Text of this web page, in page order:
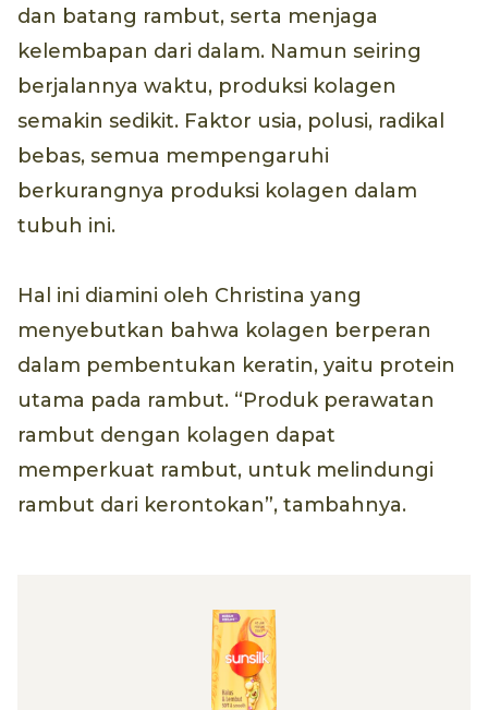
dan batang rambut, serta menjaga
kelembapan dari dalam. Namun seiring
berjalannya waktu, produksi kolagen
semakin sedikit. Faktor usia, polusi, radikal
bebas, semua mempengaruhi
berkurangnya produksi kolagen dalam
tubuh ini.
Hal ini diamini oleh Christina yang
menyebutkan bahwa kolagen berperan
dalam pembentukan keratin, yaitu protein
utama pada rambut. “Produk perawatan
rambut dengan kolagen dapat
memperkuat rambut, untuk melindungi
rambut dari kerontokan”, tambahnya.